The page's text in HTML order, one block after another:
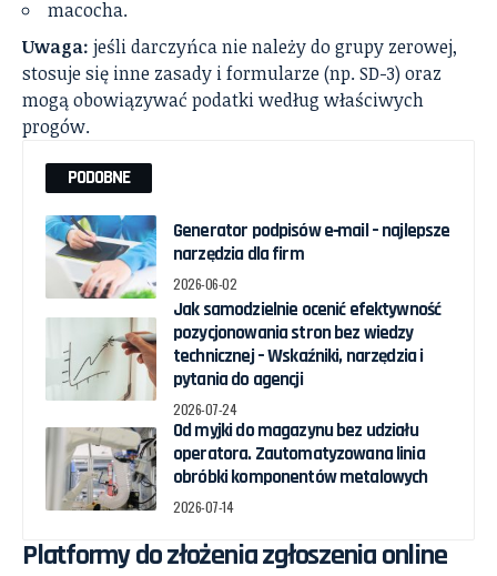
macocha.
Uwaga: jeśli darczyńca nie należy do grupy zerowej,
stosuje się inne zasady i formularze (np. SD-3) oraz
mogą obowiązywać podatki według właściwych
progów.
PODOBNE
Generator podpisów e‑mail – najlepsze
narzędzia dla firm
2026-06-02
Jak samodzielnie ocenić efektywność
pozycjonowania stron bez wiedzy
technicznej – Wskaźniki, narzędzia i
pytania do agencji
2026-07-24
Od myjki do magazynu bez udziału
operatora. Zautomatyzowana linia
obróbki komponentów metalowych
2026-07-14
Platformy do złożenia zgłoszenia online